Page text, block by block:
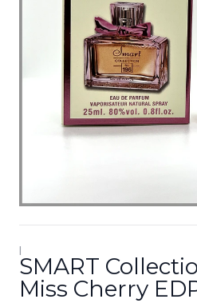
|
SMART
Miss Cherry